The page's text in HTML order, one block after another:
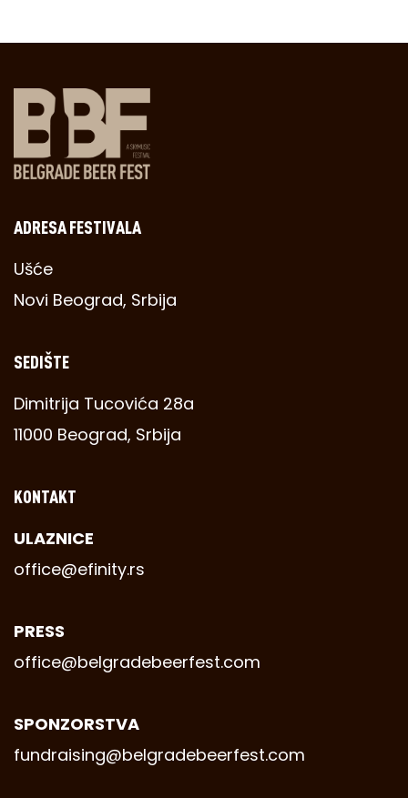
ADRESA FESTIVALA
Ušće
Novi Beograd, Srbija
SEDIŠTE
Dimitrija Tucovića 28a
11000 Beograd, Srbija
KONTAKT
ULAZNICE
office@efinity.rs
PRESS
office@belgradebeerfest.com
SPONZORSTVA
fundraising@belgradebeerfest.com